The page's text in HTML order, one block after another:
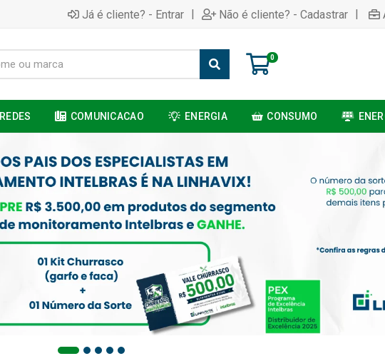
Já é cliente? - Entrar | Não é cliente? - Cadastrar |
0
REDES COMUNICACAO ENERGIA CONSUMO